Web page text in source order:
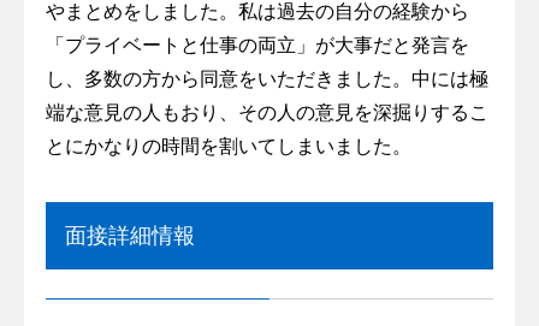
やまとめをしました。私は過去の自分の経験から
「プライベートと仕事の両立」が大事だと発言を
し、多数の方から同意をいただきました。中には極
端な意見の人もおり、その人の意見を深掘りするこ
とにかなりの時間を割いてしまいました。
面接詳細情報